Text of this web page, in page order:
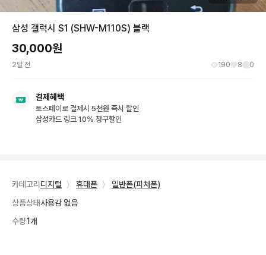
삼성 갤럭시 S1 (SHW-M110S) 블랙
30,000원
2달 전 190 8 0
결제혜택
토스페이로 결제시 5천원 즉시 할인
삼성카드 링크 10% 청구할인
카테고리 디지털 〉 휴대폰 〉
일반폰(피처폰)
상품상태사용감 없음
수량1개